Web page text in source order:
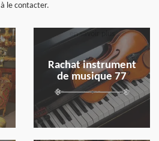
à le contacter.
Rachat instrument
de musique 77
en savoir plus